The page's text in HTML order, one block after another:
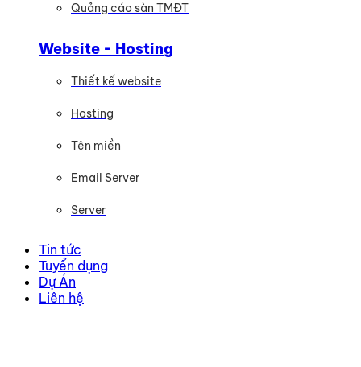
Quảng cáo sàn TMĐT
Website - Hosting
Thiết kế website
Hosting
Tên miền
Email Server
Server
Tin tức
Tuyển dụng
Dự Án
Liên hệ